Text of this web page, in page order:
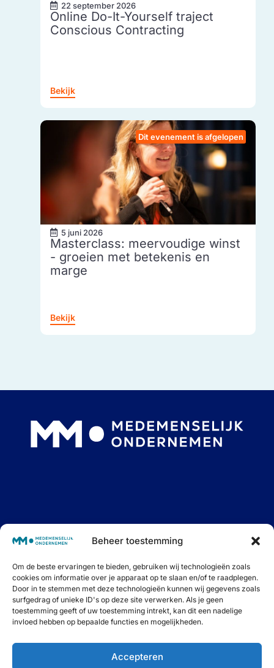
Beheer toestemming
Om de beste ervaringen te bieden, gebruiken wij technologieën zoals
cookies om informatie over je apparaat op te slaan en/of te raadplegen.
Door in te stemmen met deze technologieën kunnen wij gegevens zoals
surfgedrag of unieke ID's op deze site verwerken. Als je geen
toestemming geeft of uw toestemming intrekt, kan dit een nadelige
invloed hebben op bepaalde functies en mogelijkheden.
Accepteren
22 september 2026
Online Do-It-Yourself traject
Conscious Contracting
Bekijk
Dit evenement is afgelopen
5 juni 2026
Masterclass: meervoudige winst
- groeien met betekenis en
marge
Bekijk
Interessante blogs, goede podcasts én fijne events.
Samen op weg naar Medemenselijk Ondernemen.
niets meer te missen.
Inschrijven ⟶